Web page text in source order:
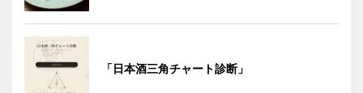
「日本酒三角チャート診断」